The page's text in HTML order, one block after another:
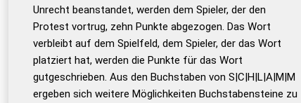
Duden – Standardwerk in 12
Bänden
Duden – Richtiges und gutes
Deutsch
Duden – Die deutsche Grammatik
Unrecht beanstandet, werden dem Spieler, der den
Protest vortrug, zehn Punkte abgezogen. Das Wort
verbleibt auf dem Spielfeld, dem Spieler, der das Wort
platziert hat, werden die Punkte für das Wort
gutgeschrieben. Aus den Buchstaben von S|C|H|L|A|M|M
ergeben sich weitere Möglichkeiten Buchstabensteine zu